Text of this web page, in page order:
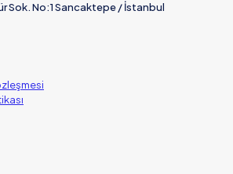
Sok. No:1 Sancaktepe / İstanbul